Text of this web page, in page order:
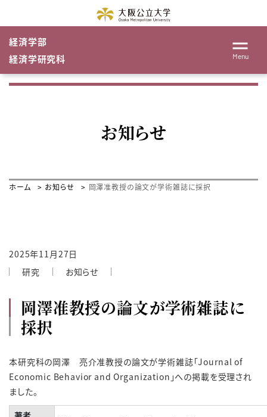
経済学部
経済学研究科
Menu
お知らせ
ホーム お知らせ 岡澤准教授の論文が学術雑誌に採択
2025年11月27日
研究
お知らせ
岡澤准教授の論文が学術雑誌に
採択
本研究科の岡澤 亮介准教授の論文が学術雑誌「Journal of
Economic Behavior and Organization」への掲載を受理され
ました。